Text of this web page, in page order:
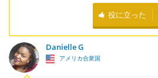
役に立った
Danielle G
アメリカ合衆国